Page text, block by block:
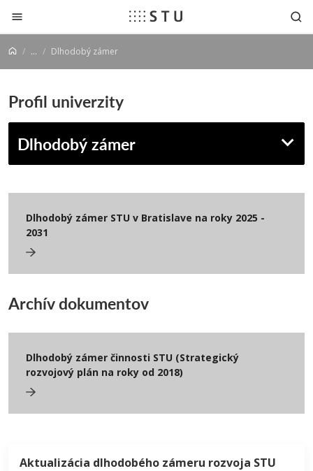
Prejsť na obsah
... Dlhodobý zámer
Profil univerzity
Dlhodobý zámer
Dlhodobý zámer STU v Bratislave na roky 2025 -
2031
Archív dokumentov
Dlhodobý zámer činnosti STU (Strategický
rozvojový plán na roky od 2018)
Aktualizácia dlhodobého zámeru rozvoja STU